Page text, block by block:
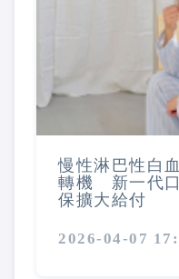
慢性淋巴性白
轉機 新一代
保擴大給付
2026-04-07